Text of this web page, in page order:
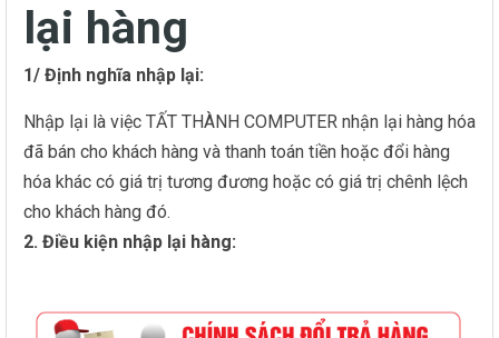
lại hàng
1/ Định nghĩa nhập lại:
Nhập lại là việc TẤT THÀNH COMPUTER nhận lại hàng hóa
đã bán cho khách hàng và thanh toán tiền hoặc đổi hàng
hóa khác có giá trị tương đương hoặc có giá trị chênh lệch
cho khách hàng đó.
2. Điều kiện nhập lại hàng: